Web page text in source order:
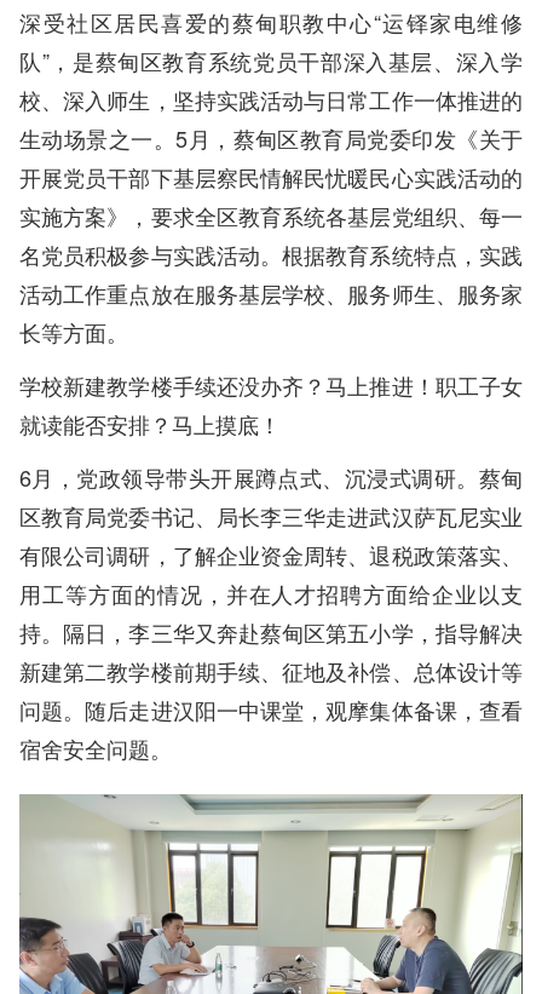
深受社区居民喜爱的蔡甸职教中心“运铎家电维修
队”，是蔡甸区教育系统党员干部深入基层、深入学
校、深入师生，坚持实践活动与日常工作一体推进的
生动场景之一。5月，蔡甸区教育局党委印发《关于
开展党员干部下基层察民情解民忧暖民心实践活动的
实施方案》，要求全区教育系统各基层党组织、每一
名党员积极参与实践活动。根据教育系统特点，实践
活动工作重点放在服务基层学校、服务师生、服务家
长等方面。
学校新建教学楼手续还没办齐？马上推进！职工子女
就读能否安排？马上摸底！
6月，党政领导带头开展蹲点式、沉浸式调研。蔡甸
区教育局党委书记、局长李三华走进武汉萨瓦尼实业
有限公司调研，了解企业资金周转、退税政策落实、
用工等方面的情况，并在人才招聘方面给企业以支
持。隔日，李三华又奔赴蔡甸区第五小学，指导解决
新建第二教学楼前期手续、征地及补偿、总体设计等
问题。随后走进汉阳一中课堂，观摩集体备课，查看
宿舍安全问题。